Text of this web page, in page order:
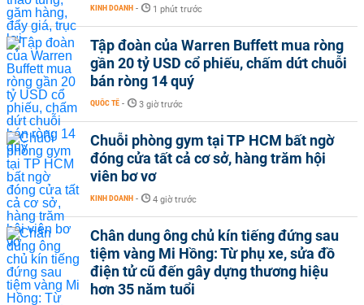
KINH DOANH - 1 phút trước
Tập đoàn của Warren Buffett mua ròng
gần 20 tỷ USD cổ phiếu, chấm dứt chuỗi
bán ròng 14 quý
QUỐC TẾ - 3 giờ trước
Chuỗi phòng gym tại TP HCM bất ngờ
đóng cửa tất cả cơ sở, hàng trăm hội
viên bơ vơ
KINH DOANH - 4 giờ trước
Chân dung ông chủ kín tiếng đứng sau
tiệm vàng Mi Hồng: Từ phụ xe, sửa đồ
điện tử cũ đến gây dựng thương hiệu
hơn 35 năm tuổi